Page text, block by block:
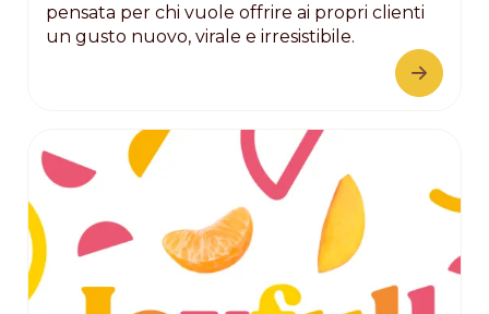
pensata per chi vuole offrire ai propri clienti
un gusto nuovo, virale e irresistibile.